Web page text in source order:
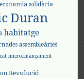
economia solidària
Duran
habitatge
assembleàries
microfinançament
Revolució